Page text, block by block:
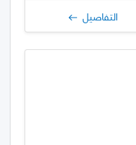
التفاصيل